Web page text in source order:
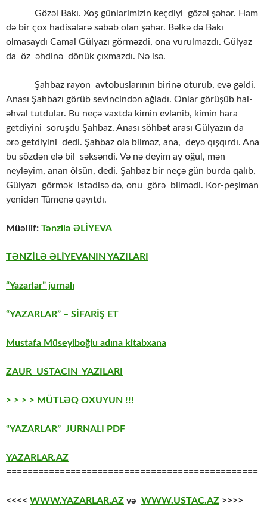
Gözəl Bakı. Xoş günlərimizin keçdiyi gözəl şəhər. Həm
də bir çox hadisələrə səbəb olan şəhər. Bəlkə də Bakı
olmasaydı Camal Gülyazı görməzdi, ona vurulmazdı. Gülyaz
da öz əhdinə dönük çıxmazdı. Nə isə.
Şahbaz rayon avtobuslarının birinə oturub, evə gəldi.
Anası Şahbazı görüb sevincindən ağladı. Onlar görüşüb hal-
əhval tutdular. Bu neçə vaxtda kimin evlənib, kimin hara
getdiyini soruşdu Şahbaz. Anası söhbət arası Gülyazın da
ərə getdiyini dedi. Şahbaz ola bilməz, ana, deyə qışqırdı. Ana
bu sözdən elə bil səksəndi. Və nə deyim ay oğul, mən
neyləyim, anan ölsün, dedi. Şahbaz bir neçə gün burda qalıb,
Gülyazı görmək istədisə də, onu görə bilmədi. Kor-peşiman
yenidən Tümenə qayıtdı.
Müəllif: Tənzilə ƏLİYEVA
TƏNZİLƏ ƏLİYEVANIN YAZILARI
“Yazarlar” jurnalı
“YAZARLAR” – SİFARİŞ ET
Mustafa Müseyiboğlu adına kitabxana
ZAUR USTACIN YAZILARI
> > > > MÜTLƏQ OXUYUN !!!
“YAZARLAR” JURNALI PDF
YAZARLAR.AZ
===============================================
<<<< WWW.YAZARLAR.AZ və WWW.USTAC.AZ >>>>